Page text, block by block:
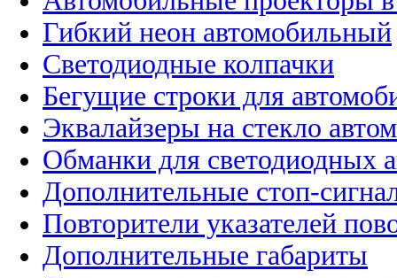
Гибкий неон автомобильный
Светодиодные колпачки
Бегущие строки для
Эквалайзеры на стекло
Обманки для светодиодных
Дополнительные стоп-
Повторители указателей
Дополнительные габариты